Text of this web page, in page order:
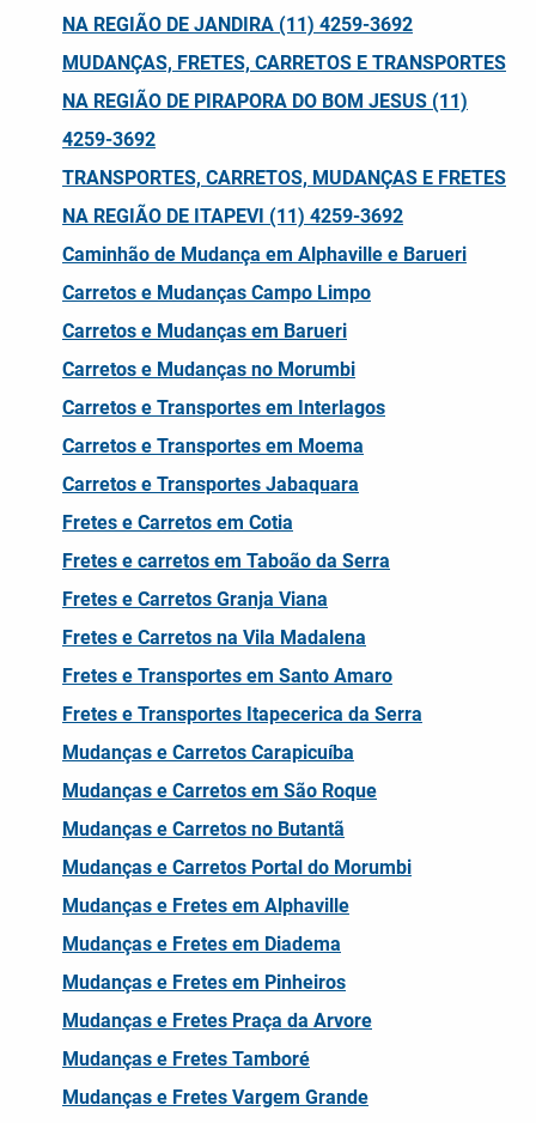
NA REGIÃO DE JANDIRA (11) 4259-3692
MUDANÇAS, FRETES, CARRETOS E TRANSPORTES
NA REGIÃO DE PIRAPORA DO BOM JESUS (11)
4259-3692
TRANSPORTES, CARRETOS, MUDANÇAS E FRETES
NA REGIÃO DE ITAPEVI (11) 4259-3692
Caminhão de Mudança em Alphaville e Barueri
Carretos e Mudanças Campo Limpo
Carretos e Mudanças em Barueri
Carretos e Mudanças no Morumbi
Carretos e Transportes em Interlagos
Carretos e Transportes em Moema
Carretos e Transportes Jabaquara
Fretes e Carretos em Cotia
Fretes e carretos em Taboão da Serra
Fretes e Carretos Granja Viana
Fretes e Carretos na Vila Madalena
Fretes e Transportes em Santo Amaro
Fretes e Transportes Itapecerica da Serra
Mudanças e Carretos Carapicuíba
Mudanças e Carretos em São Roque
Mudanças e Carretos no Butantã
Mudanças e Carretos Portal do Morumbi
Mudanças e Fretes em Alphaville
Mudanças e Fretes em Diadema
Mudanças e Fretes em Pinheiros
Mudanças e Fretes Praça da Arvore
Mudanças e Fretes Tamboré
Mudanças e Fretes Vargem Grande